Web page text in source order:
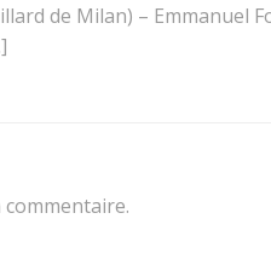
de Milan) – Emmanuel